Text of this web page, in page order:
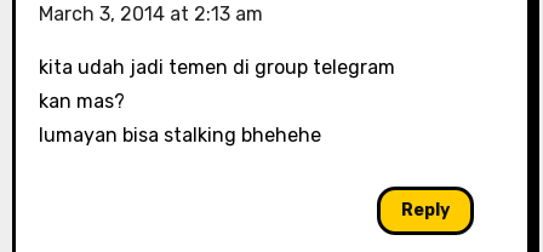
March 3, 2014 at 2:13 am
kita udah jadi temen di group telegram
kan mas?
lumayan bisa stalking bhehehe
Reply